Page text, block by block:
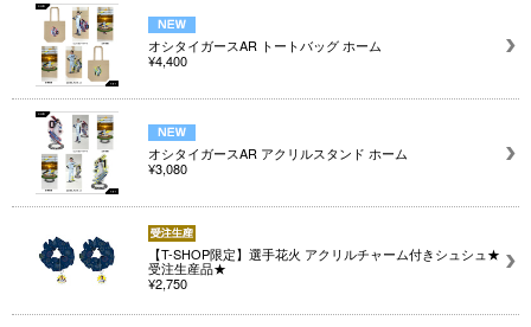
オシタイガースAR トートバッグ ホーム
¥4,400
オシタイガースAR アクリルスタンド ホーム
¥3,080
【T-SHOP限定】選手花火 アクリルチャーム付きシュシュ★
受注生産品★
¥2,750